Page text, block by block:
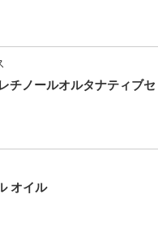
チノールオルタナティブセ
オイル